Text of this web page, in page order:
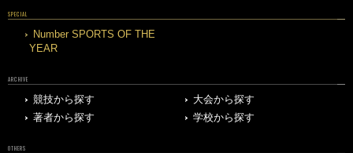
SPECIAL
Number SPORTS OF THE
YEAR
ARCHIVE
競技から探す
大会から探す
著者から探す
学校から探す
OTHERS